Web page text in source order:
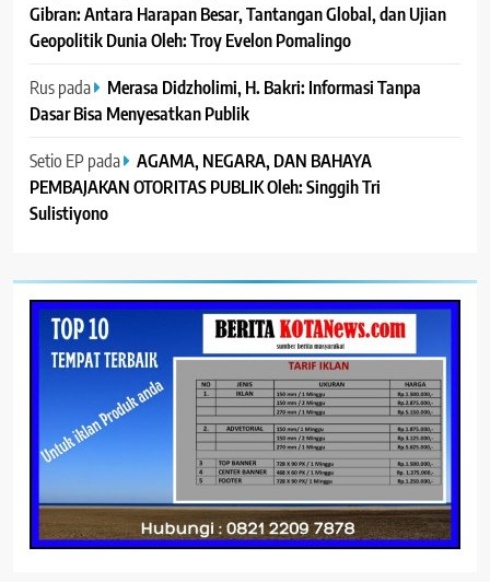
Gibran: Antara Harapan Besar, Tantangan Global, dan Ujian
Geopolitik Dunia Oleh: Troy Evelon Pomalingo
Ruspada
Merasa Didzholimi, H. Bakri: Informasi Tanpa
Dasar Bisa Menyesatkan Publik
Setio EP pada
AGAMA, NEGARA, DAN BAHAYA
PEMBAJAKAN OTORITAS PUBLIK Oleh: Singgih Tri
Sulistiyono